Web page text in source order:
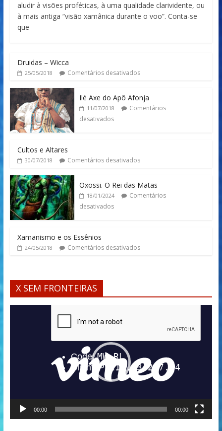
aludir à visões proféticas, à uma qualidade clarividente, ou
à mais antiga “visão xamânica durante o voo”. Conta-se
que
Druidas – Wicca
25/05/2018 Comentários desativados
Ilé Axe do Apô Afonja
11/07/2018
Comentários
desativados
Cultos e Altares
30/07/2018 Comentários desativados
Oxossi. O Rei das Matas
18/01/2024
Comentários
desativados
Xamanismo e os Essênios
24/05/2018 Comentários desativados
X SEM FRONTEIRAS
00:00 00:00